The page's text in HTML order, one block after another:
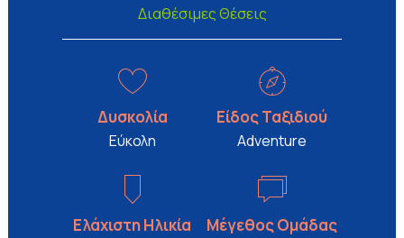
Διαθέσιμες Θέσεις
Δυσκολία
Εύκολη
Είδος Ταξιδιού
Adventure
Ελάχιστη Ηλικία Μέγεθος Ομάδας